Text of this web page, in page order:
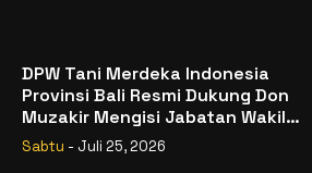
DPW Tani Merdeka Indonesia
Provinsi Bali Resmi Dukung Don
Muzakir Mengisi Jabatan Wakil
Menteri Pertanian RI
Sabtu - Juli 25, 2026